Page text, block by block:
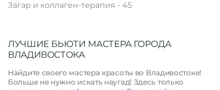
Загар и коллаген-терапия - 45
ЛУЧШИЕ БЬЮТИ МАСТЕРА ГОРОДА
ВЛАДИВОСТОКА
Найдите своего мастера красоты во Владивостоке!
Больше не нужно искать наугад! Здесь только